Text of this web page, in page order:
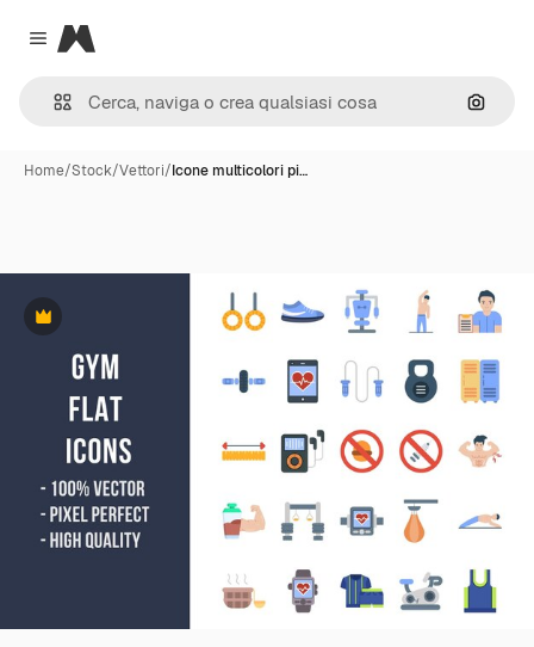
Close menu
Magnific
Cerca
Home/Stock/Vettori/Icone multicolori pi…
Premium